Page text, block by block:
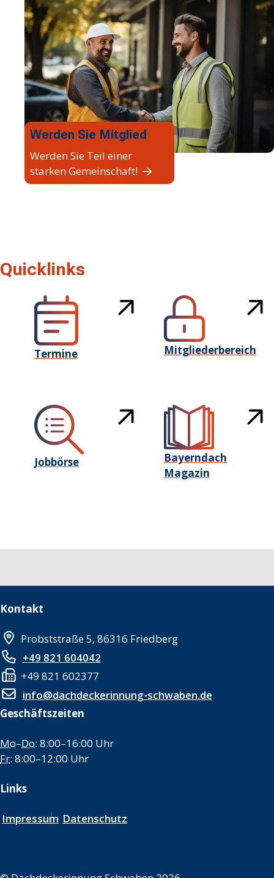
Werden Sie Mitglied
Werden Sie Teil einer
starken Gemeinschaft!
Quicklinks
Termine Mitgliederbereich
Jobbörse
Bayerndach
Magazin
Kontakt
Probststraße 5, 86316 Friedberg
+49 821 604042
+49 821 602377
info@dachdeckerinnung-schwaben.de
Geschäftszeiten
Mo–Do: 8:00–16:00 Uhr
Fr: 8:00–12:00 Uhr
Links
Impressum Datenschutz